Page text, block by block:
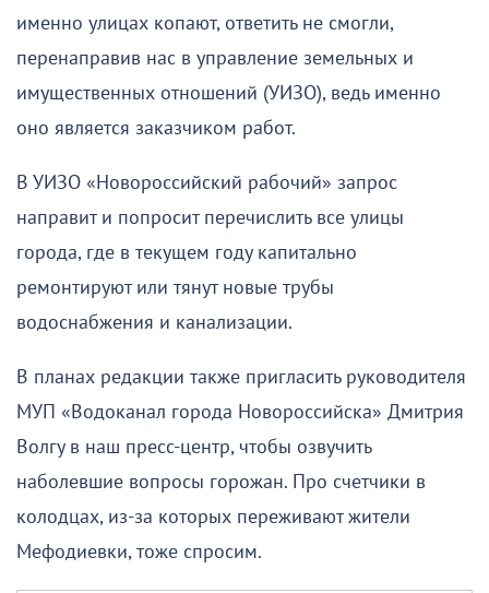
именно улицах копают, ответить не смогли,
перенаправив нас в управление земельных и
имущественных отношений (УИЗО), ведь именно
оно является заказчиком работ.
В УИЗО «Новороссийский рабочий» запрос
направит и попросит перечислить все улицы
города, где в текущем году капитально
ремонтируют или тянут новые трубы
водоснабжения и канализации.
В планах редакции также пригласить руководителя
МУП «Водоканал города Новороссийска» Дмитрия
Волгу в наш пресс-центр, чтобы озвучить
наболевшие вопросы горожан. Про счетчики в
колодцах, из-за которых переживают жители
Мефодиевки, тоже спросим.